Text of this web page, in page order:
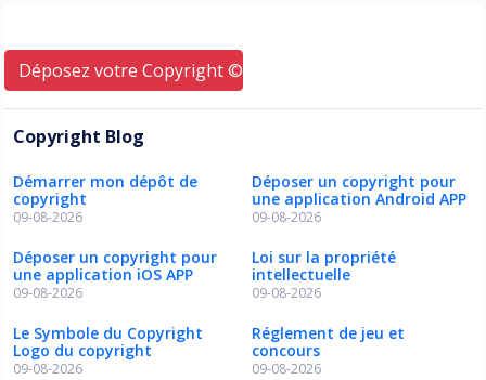
Déposez votre Copyright © ici
Copyright Blog
Démarrer mon dépôt de
copyright
09-08-2026
Déposer un copyright pour
une application Android APP
09-08-2026
Déposer un copyright pour
une application iOS APP
09-08-2026
Loi sur la propriété
intellectuelle
09-08-2026
Le Symbole du Copyright
Logo du copyright
09-08-2026
Réglement de jeu et
concours
09-08-2026